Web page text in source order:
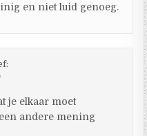
en niet luid genoeg.
je elkaar moet
andere mening